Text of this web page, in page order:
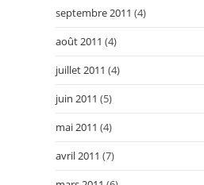
septembre 2011 (4)
août 2011 (4)
juillet 2011 (4)
juin 2011 (5)
mai 2011 (4)
avril 2011 (7)